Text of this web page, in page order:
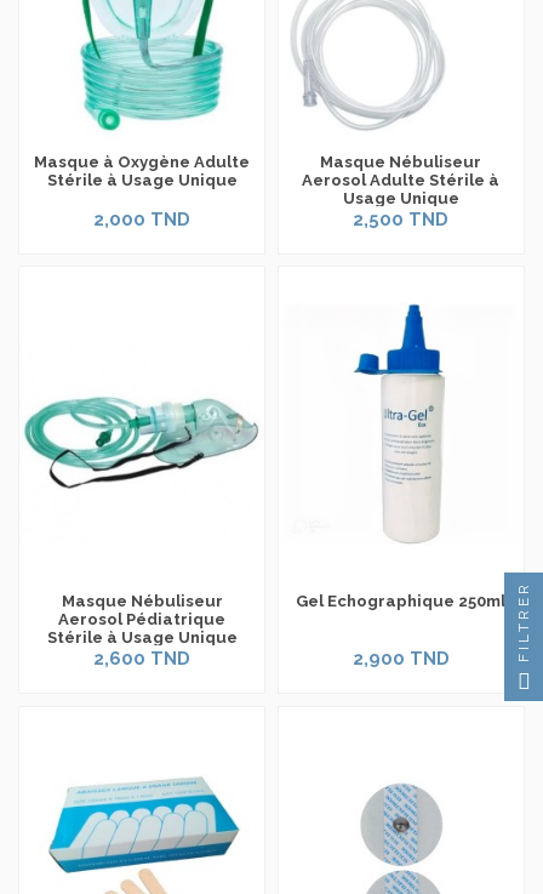
Masque à Oxygène Adulte
Stérile à Usage Unique
2,000 TND
Masque Nébuliseur
Aerosol Adulte Stérile à
Usage Unique
2,500 TND
Masque Nébuliseur
Aerosol Pédiatrique
Stérile à Usage Unique
2,600 TND
Gel Echographique 250ml
2,900 TND FILTRER